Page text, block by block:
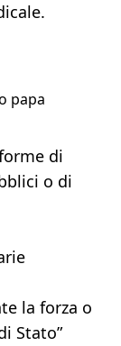
papa
di
o di
la forza o
Stato”